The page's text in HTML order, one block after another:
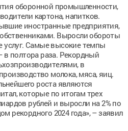
оборонной промышленности,
картона, напитков.
иностранные предприятия,
Выросли обороты
услуг. Самые высокие темпы
в полтора раза. Рекордный
в
молока, мяса, яиц.
роста являются
которые по итогам трех
рублей и выросли на 2% по
рекордного 2024 года», – заявил